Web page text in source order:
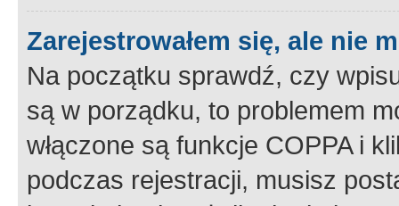
Zarejestrowałem się, ale nie
Na początku sprawdź, czy
są w porządku, to problemem
włączone są funkcje COPPA i
podczas rejestracji, musisz